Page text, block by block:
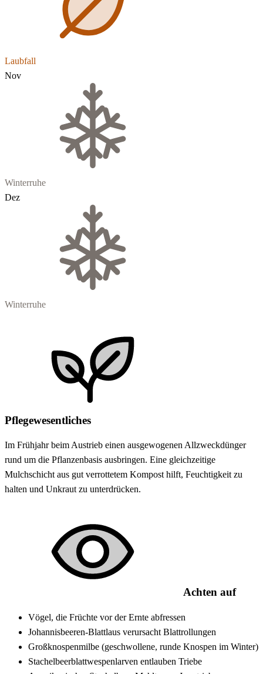
Laubfall
Nov
Winterruhe
Dez
Winterruhe
Pflegewesentliches
Im Frühjahr beim Austrieb einen ausgewogenen Allzweckdünger
rund um die Pflanzenbasis ausbringen. Eine gleichzeitige
Mulchschicht aus gut verrottetem Kompost hilft, Feuchtigkeit zu
halten und Unkraut zu unterdrücken.
Achten auf
Vögel, die Früchte vor der Ernte abfressen
Johannisbeeren-Blattlaus verursacht Blattrollungen
Großknospenmilbe (geschwollene, runde Knospen im Winter)
Stachelbeerblattwespenlarven entlauben Triebe